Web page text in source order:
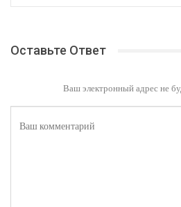
Оставьте Ответ
Ваш электронный адрес не